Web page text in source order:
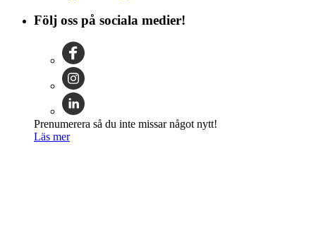
Följ oss på sociala medier!
Prenumerera så du inte missar något nytt!
Läs mer